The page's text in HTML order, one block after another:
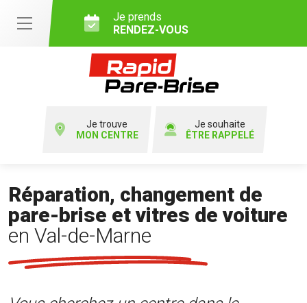
Je prends
RENDEZ-VOUS
Je trouve
MON CENTRE
Je souhaite
ÊTRE RAPPELÉ
Réparation, changement de
pare-brise et vitres de voiture
en Val-de-Marne